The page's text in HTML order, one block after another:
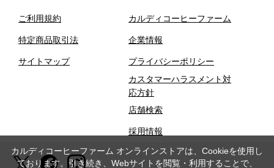
ご利用規約
特定商品取引法
サイトマップ
カルディコーヒーファーム
企業情報
プライバシーポリシー
カスタマーハラスメント対
応方針
店舗検索
採用情報
カルディコーヒーファーム オンラインストアは、Cookieを使用し
ております。引き続き、Webサイトを閲覧・利用することで、